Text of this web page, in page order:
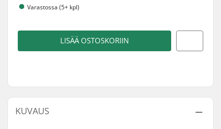
Varastossa (5+ kpl)
LISÄÄ OSTOSKORIIN
KUVAUS